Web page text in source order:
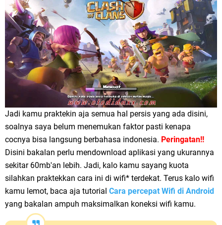
Jadi kamu praktekin aja semua hal persis yang ada disini,
soalnya saya belum menemukan faktor pasti kenapa
cocnya bisa langsung berbahasa indonesia. Peringatan!!
Disini bakalan perlu mendownload aplikasi yang ukurannya
sekitar 60mb'an lebih. Jadi, kalo kamu sayang kuota
silahkan praktekkan cara ini di wifi* terdekat. Terus kalo wifi
kamu lemot, baca aja tutorial Cara percepat Wifi di Android
yang bakalan ampuh maksimalkan koneksi wifi kamu.